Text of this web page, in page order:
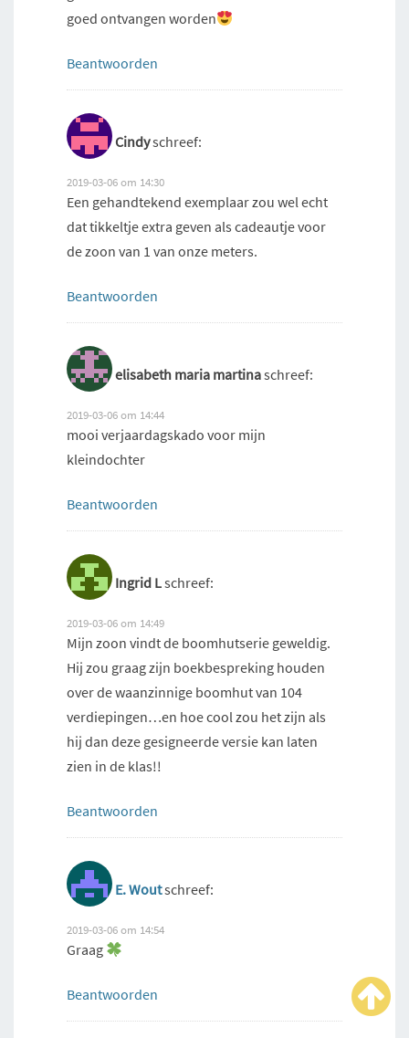
goed ontvangen worden
Beantwoorden
Cindyschreef:
2019-03-06 om 14:30
Een gehandtekend exemplaar zou wel echt
dat tikkeltje extra geven als cadeautje voor
de zoon van 1 van onze meters.
Beantwoorden
elisabeth maria martinaschreef:
2019-03-06 om 14:44
mooi verjaardagskado voor mijn
kleindochter
Beantwoorden
Ingrid Lschreef:
2019-03-06 om 14:49
Mijn zoon vindt de boomhutserie geweldig.
Hij zou graag zijn boekbespreking houden
over de waanzinnige boomhut van 104
verdiepingen…en hoe cool zou het zijn als
hij dan deze gesigneerde versie kan laten
zien in de klas!!
Beantwoorden
E. Woutschreef:
2019-03-06 om 14:54
Graag
Beantwoorden